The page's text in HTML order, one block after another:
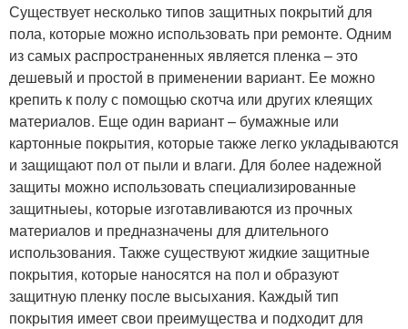
Существует несколько типов защитных покрытий для
пола, которые можно использовать при ремонте. Одним
из самых распространенных является пленка – это
дешевый и простой в применении вариант. Ее можно
крепить к полу с помощью скотча или других клеящих
материалов. Еще один вариант – бумажные или
картонные покрытия, которые также легко укладываются
и защищают пол от пыли и влаги. Для более надежной
защиты можно использовать специализированные
защитныеы, которые изготавливаются из прочных
материалов и предназначены для длительного
использования. Также существуют жидкие защитные
покрытия, которые наносятся на пол и образуют
защитную пленку после высыхания. Каждый тип
покрытия имеет свои преимущества и подходит для